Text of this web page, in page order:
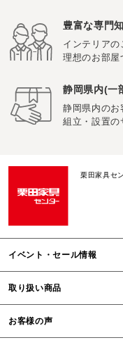
豊富な専門
インテリアの
理想のお部屋
静岡県内(一
静岡県内の
組立・設置の
栗田家具セ
イベント・セール情報
取り扱い商品
お客様の声